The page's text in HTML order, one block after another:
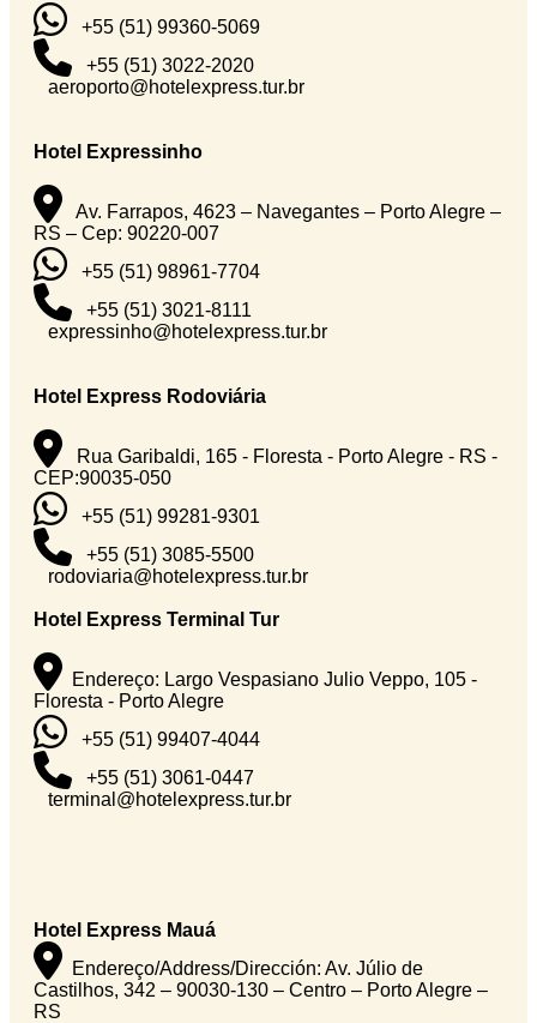
+55 (51) 99360-5069
+55 (51) 3022-2020
aeroporto@hotelexpress.tur.br
Hotel Expressinho
Av. Farrapos, 4623 – Navegantes – Porto Alegre –
RS – Cep: 90220-007
+55 (51) 98961-7704
+55 (51) 3021-8111
expressinho@hotelexpress.tur.br
Hotel Express Rodoviária
Rua Garibaldi, 165 - Floresta - Porto Alegre - RS -
CEP:90035-050
+55 (51) 99281-9301
+55 (51) 3085-5500
rodoviaria@hotelexpress.tur.br
Hotel Express Terminal Tur
Endereço: Largo Vespasiano Julio Veppo, 105 -
Floresta - Porto Alegre
+55 (51) 99407-4044
+55 (51) 3061-0447
terminal@hotelexpress.tur.br
Hotel Express Mauá
Endereço/Address/Dirección: Av. Júlio de
Castilhos, 342 – 90030-130 – Centro – Porto Alegre –
RS